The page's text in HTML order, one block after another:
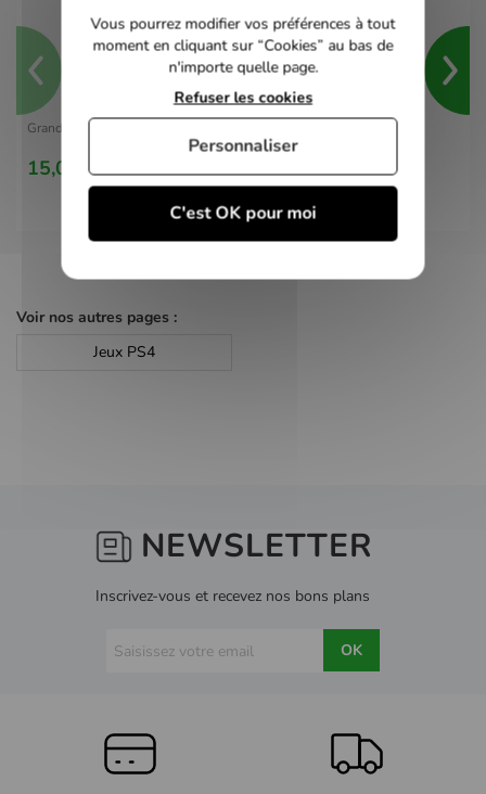
Grand Theft Auto V - PS4
15,00 €
Voir nos autres pages :
Jeux PS4
NEWSLETTER
Inscrivez-vous et recevez nos bons plans
OK
Vous pourrez modifier vos préférences à tout
moment en cliquant sur “Cookies” au bas de
n'importe quelle page.
C'est OK pour moi
Refuser les cookies
Personnaliser